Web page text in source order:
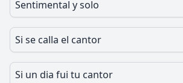
Sentimental y solo
Si se calla el cantor
Si un dia fui tu cantor